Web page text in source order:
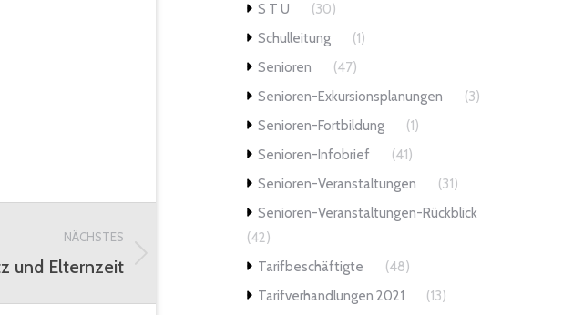
NÄCHSTES
und Elternzeit
S T U
(30)
Schulleitung
(1)
Senioren
(47)
Senioren-Exkursionsplanungen
(3)
Senioren-Fortbildung
(1)
Senioren-Infobrief
(41)
Senioren-Veranstaltungen
(31)
Senioren-Veranstaltungen-Rückblick
(42)
Tarifbeschäftigte
(48)
Tarifverhandlungen 2021
(13)